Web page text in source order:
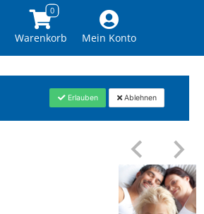
Warenkorb Mein Konto
Erlauben Ablehnen